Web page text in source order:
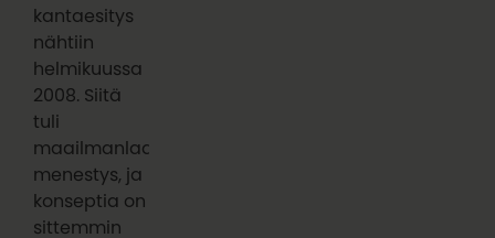
kantaesitys
nähtiin
helmikuussa
2008. Siitä
tuli
maailmanlaajuinen
menestys, ja
konseptia on
sittemmin